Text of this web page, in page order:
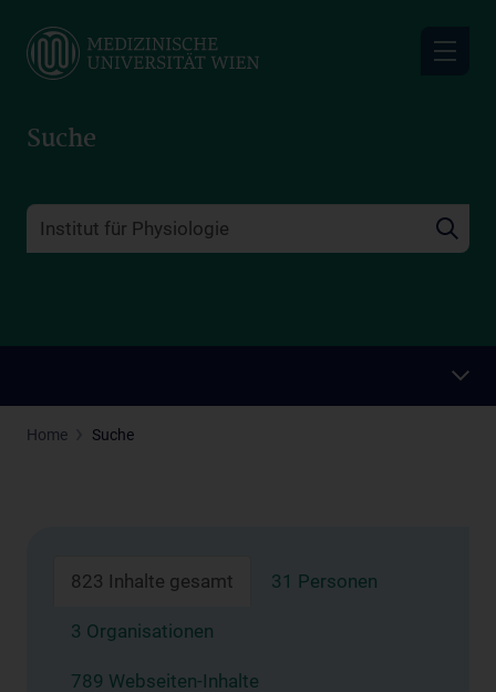
main
Suche
Home Suche
823 Inhalte gesamt 31 Personen
3 Organisationen
789 Webseiten-Inhalte